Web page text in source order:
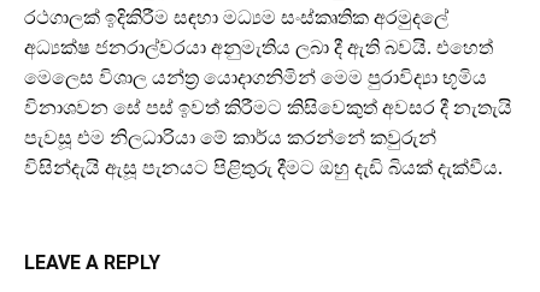
රථගාලක් ඉදිකිරීම සඳහා මධ්‍යම සංස්කෘතික අරමුදලේ
අධ්‍යක්ෂ ජනරාල්වරයා අනුමැතිය ලබා දී ඇති බවයි. එහෙත්
මෙලෙස විශාල යන්ත්‍ර යොදාගනිමින් මෙම පුරාවිද්‍යා භූමිය
විනාශවන සේ පස් ඉවත් කිරීමට කිසිවෙකුත් අවසර දී නැතැයි
පැවසූ එම නිලධාරියා මේ කාර්ය කරන්නේ කවුරුන්
විසින්දැයි ඇසූ පැනයට පිළිතුරු දීමට ඔහු දැඩි බියක් දැක්වීය.
LEAVE A REPLY